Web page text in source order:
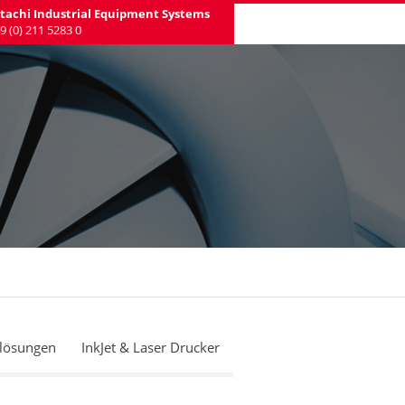
Industrial Equipment Systems
(0) 211 5283 0
InkJet & Laser Drucker